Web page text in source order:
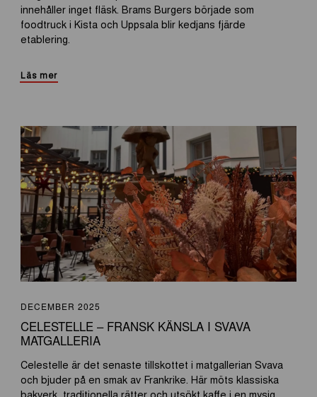
innehåller inget fläsk. Brams Burgers började som
foodtruck i Kista och Uppsala blir kedjans fjärde
etablering.
Läs mer
DECEMBER 2025
CELESTELLE – FRANSK KÄNSLA I SVAVA
MATGALLERIA
Celestelle är det senaste tillskottet i matgallerian Svava
och bjuder på en smak av Frankrike. Här möts klassiska
bakverk, traditionella rätter och utsökt kaffe i en mysig